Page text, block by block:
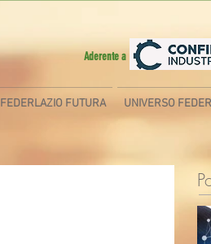
Aderente a
FEDERLAZIO FUTURA UNIVERSO